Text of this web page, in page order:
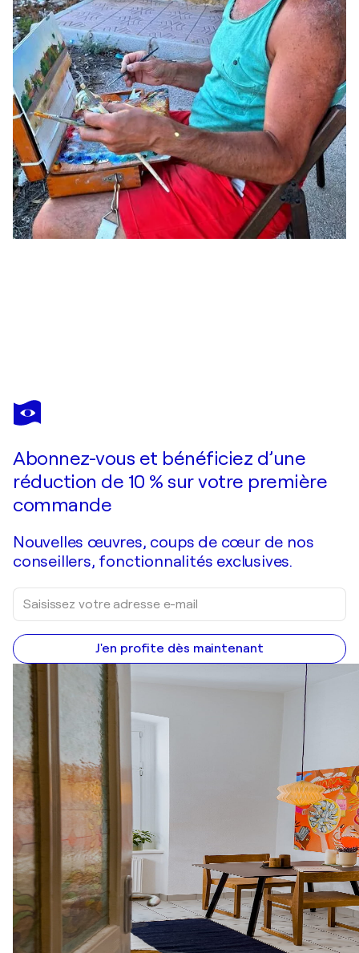
SERGUEI ZLENKO
Still life with artifacts from China.
Abonnez-vous et bénéficiez d’une
réduction de 10 % sur votre première
commande
Nouvelles œuvres, coups de cœur de nos
conseillers, fonctionnalités exclusives.
J'en profite dès maintenant